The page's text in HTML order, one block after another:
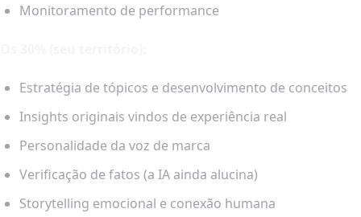
Monitoramento de performance
Estratégia de tópicos e desenvolvimento de conceitos
Insights originais vindos de experiência real
Personalidade da voz de marca
Verificação de fatos (a IA ainda alucina)
Storytelling emocional e conexão humana